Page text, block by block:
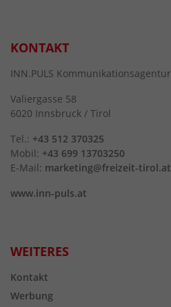
KONTAKT
INN.PULS Kommunikationsagentur
Valiergasse 58
6020 Innsbruck / Tirol
Tel.: +43 512 370325
Mobil: +43 699 13703250
E-Mail: marketing@freizeit-tirol.at
www.inn-puls.at
WEITERES
Kontakt
Werbung